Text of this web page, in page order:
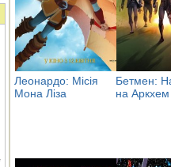
Леонардо: Місія
Мона Ліза
Бетмен:
на Аркхем